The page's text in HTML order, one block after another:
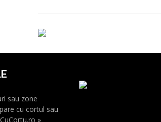
sau zone
cu cortul sau
»